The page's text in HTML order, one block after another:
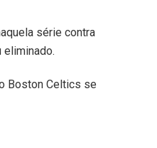
série contra
eliminado.
Boston Celtics se